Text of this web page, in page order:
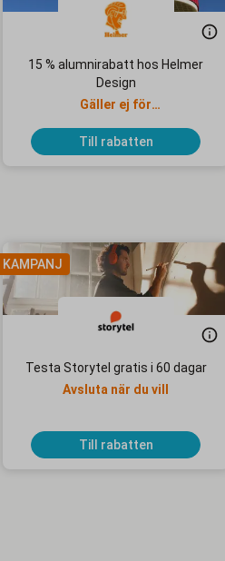
15 % alumnirabatt hos Helmer
Design
Gäller ej för
tjänster
Till rabatten
KAMPANJ
Testa Storytel gratis i 60 dagar
Avsluta när du vill
Till rabatten